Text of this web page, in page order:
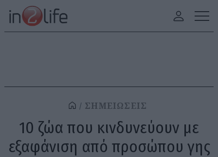
ΣΗΜΕΙΩΣΕΙΣ
10 ζώα που κινδυνεύουν με
εξαφάνιση από προσώπου γης